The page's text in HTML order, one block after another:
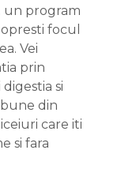
un program
focul
Vei
prin
si
din
care iti
si fara